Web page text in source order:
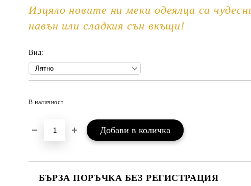
Изцяло новите ни меки одеялца са
навън или сладкия сън вкъщи!
Вид:
В наличност
БЪРЗА ПОРЪЧКА БЕЗ РЕГИСТРАЦИЯ